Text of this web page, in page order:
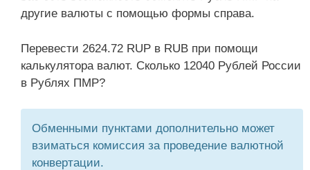
другие валюты с помощью формы справа.
Перевести 2624.72 RUP в RUB при помощи
калькулятора валют. Сколько 12040 Рублей России
в Рублях ПМР?
Обменными пунктами дополнительно может
взиматься комиссия за проведение валютной
конвертации.